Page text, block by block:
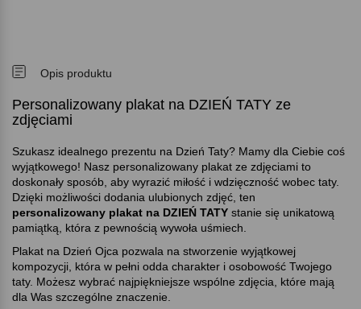
Opis produktu
Personalizowany plakat na DZIEŃ TATY ze
zdjęciami
Szukasz idealnego prezentu na Dzień Taty? Mamy dla Ciebie coś
wyjątkowego! Nasz personalizowany plakat ze zdjęciami to
doskonały sposób, aby wyrazić miłość i wdzięczność wobec taty.
Dzięki możliwości dodania ulubionych zdjęć, ten
personalizowany plakat na DZIEŃ TATY stanie się unikatową
pamiątką, która z pewnością wywoła uśmiech.
Plakat na Dzień Ojca pozwala na stworzenie wyjątkowej
kompozycji, która w pełni odda charakter i osobowość Twojego
taty. Możesz wybrać najpiękniejsze wspólne zdjęcia, które mają
dla Was szczególne znaczenie.